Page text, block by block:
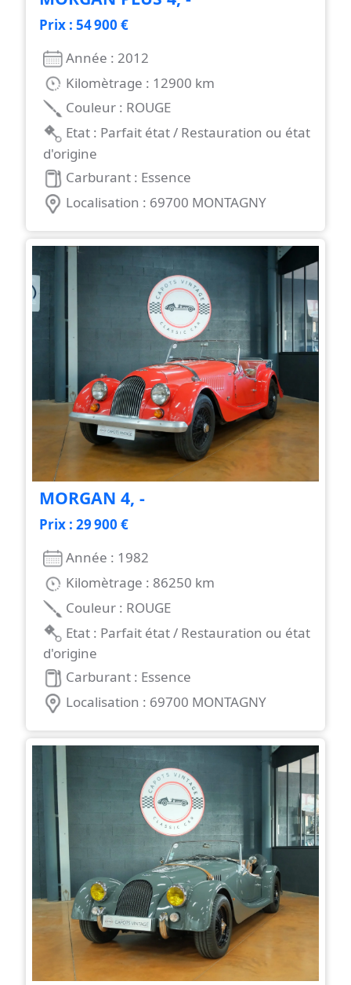
Prix : 54 900 €
Année : 2012
Kilomètrage : 12900 km
Couleur : ROUGE
Etat : Parfait état / Restauration ou état
d'origine
Carburant : Essence
Localisation : 69700 MONTAGNY
MORGAN 4, -
Prix : 29 900 €
Année : 1982
Kilomètrage : 86250 km
Couleur : ROUGE
Etat : Parfait état / Restauration ou état
d'origine
Carburant : Essence
Localisation : 69700 MONTAGNY